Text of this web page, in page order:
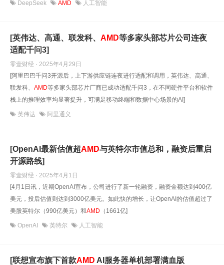
DeepSeek AMD 人工智能
[英伟达、高通、联发科、 AMD等多家头部芯片公司连夜
适配千问3]
零壹财经 · 2025年4月29日
[阿里巴巴千问3开源后，上下游供应链连夜进行适配和调用，英伟达、高通、
联发科、 AMD等多家头部芯片厂商已成功适配千问3，在不同硬件平台和软件
栈上的推理效率均显著提升，可满足移动终端和数据中心场景的AI]
英伟达 阿里通义
[OpenAI最新估值超AMD与英特尔市值总和，融资后重启
开源路线]
零壹财经 · 2025年4月1日
[4月1日讯，近期OpenAI宣布，公司进行了新一轮融资，融资金额达到400亿
美元，投后估值则达到3000亿美元。如此快的增长，让OpenAI的估值超过了
美股英特尔（990亿美元）和AMD （1661亿]
OpenAI 英特尔 人工智能
[联想宣布旗下首款AMD AI服务器单机部署满血版